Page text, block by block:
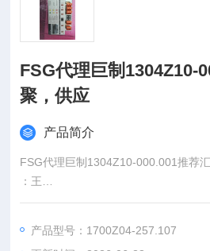
FSG代理巨制1304Z10-
聚，供应
产品简介
FSG代理巨制1304Z10-000.001推荐
：王
：www@
产品型号：1700Z04-257.107